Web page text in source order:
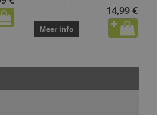
14,99 €
Meer info